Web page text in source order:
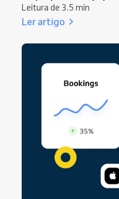
Leitura de 3.5 min
Ler artigo